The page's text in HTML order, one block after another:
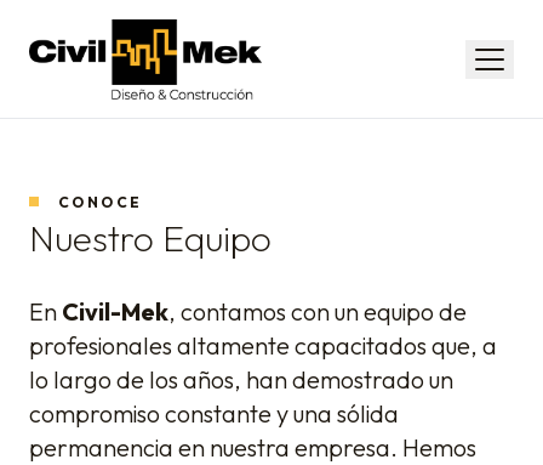
Civil-Mek
Menú
CONOCE
Nuestro Equipo
En Civil-Mek, contamos con un equipo de
profesionales altamente capacitados que, a
lo largo de los años, han demostrado un
compromiso constante y una sólida
permanencia en nuestra empresa. Hemos